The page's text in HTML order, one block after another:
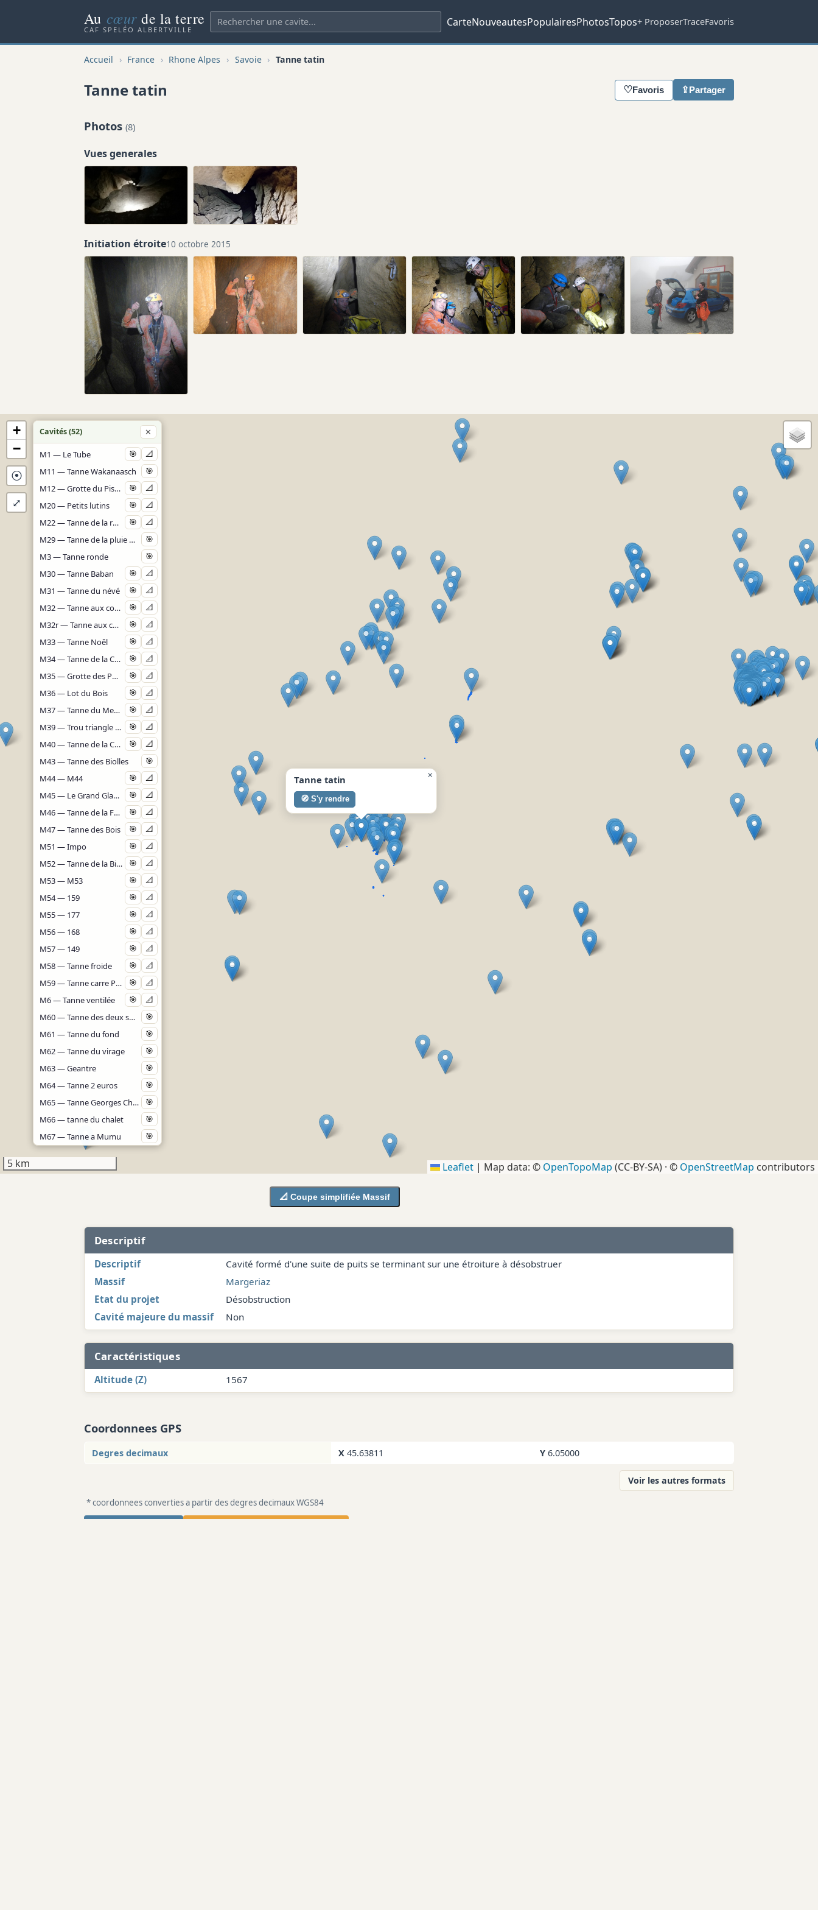
Au cœur de la terre
CAF SPELÉO ALBERTVILLE
CarteNouveautesPopulairesPhotosTopos+ ProposerTraceFavoris
Accueil › France › Rhone Alpes › Savoie › Tanne tatin
Tanne tatin ♡Favoris ⇪ Partager
Photos (8)
Vues generales
Initiation étroite10 octobre 2015
Tanne tatin
🧭 S'y rendre
×
+
−
⦿
⤢
5 km Leaflet | Map data: © OpenTopoMap (CC-BY-SA) · © OpenStreetMap contributors
Cavités (52) ✕
M1 — Le Tube 🎯 📐
M11 — Tanne Wakanaasch 🎯
M12 — Grotte du Pissieux🎯 📐
M20 — Petits lutins 🎯 📐
M22 — Tanne de la revolution
🎯 📐
M29 — Tanne de la pluie battante
🎯
M3 — Tanne ronde 🎯
M30 — Tanne Baban 🎯 📐
M31 — Tanne du névé 🎯 📐
M32 — Tanne aux cochons
🎯 📐
M32r — Tanne aux cochons - Rivière
🎯 📐
M33 — Tanne Noêl 🎯 📐
M34 — Tanne de la Cave 🎯 📐
M35 — Grotte des Polypores
🎯 📐
M36 — Lot du Bois 🎯 📐
M37 — Tanne du Merdieux
🎯 📐
M39 — Trou triangle - Tanne du Juillet
🎯 📐
M40 — Tanne de la Charbonniere
🎯 📐
M43 — Tanne des Biolles 🎯
M44 — M44 🎯 📐
M45 — Le Grand Glacier 🎯 📐
M46 — Tanne de la Forêt 🎯 📐
M47 — Tanne des Bois 🎯 📐
M51 — Impo 🎯 📐
M52 — Tanne de la Biquette
🎯 📐
M53 — M53 🎯 📐
M54 — 159 🎯 📐
M55 — 177 🎯 📐
M56 — 168 🎯 📐
M57 — 149 🎯 📐
M58 — Tanne froide 🎯 📐
M59 — Tanne carre Puit du Roc
🎯 📐
M6 — Tanne ventilée 🎯 📐
M60 — Tanne des deux seaux🎯
M61 — Tanne du fond 🎯
M62 — Tanne du virage 🎯
M63 — Geantre 🎯
M64 — Tanne 2 euros 🎯
M65 — Tanne Georges Cher 🎯
M66 — tanne du chalet 🎯
M67 — Tanne a Mumu 🎯
M68 — Tanne de Chavanu
M69 — Pic a glace
M73 — Le puits de la Forêt
🎯
M77 — Tanne des Pleins Phares
🎯 📐
M78 — Puits des Pleins Phares
🎯
M9 — Salle blanche
📐 Coupe simplifiée Massif
Descriptif
Descriptif
Cavité formé d'une suite de puits se terminant sur une étroiture à désobstruer
Massif
Margeriaz
Etat du projet
Désobstruction
Cavité majeure du massif
Non
Caractéristiques
Altitude (Z) 1567
Coordonnees GPS
Degres decimaux X 45.63811 Y 6.05000
Voir les autres formats
* coordonnees converties a partir des degres decimaux WGS84